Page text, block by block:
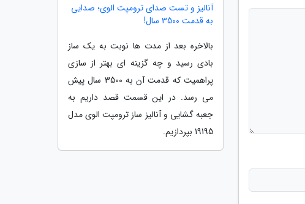
آنالیز و تست صدای ترومپت الوی؛ صدایی
به قدمت 3500 سال!
بالاخره بعد از مدت ها نوبت به یک ساز
بادی رسید و چه گزینه ای بهتر از سازی
پراهمیت که قدمت آن به 3500 سال پیش
می رسد. در این قسمت قصد داریم به
جعبه گشایی و آنالیز ساز ترومپت الوی مدل
19195 بپردازیم.